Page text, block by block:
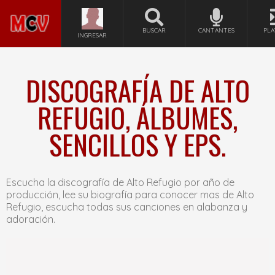
INGRESAR
BUSCAR CANTANTES
DISCOGRAFÍA DE ALTO
REFUGIO, ÁLBUMES,
SENCILLOS Y EPS.
Escucha la discografía de Alto Refugio por año de
producción, lee su biografía para conocer mas de Alto
Refugio, escucha todas sus canciones en alabanza y
adoración.